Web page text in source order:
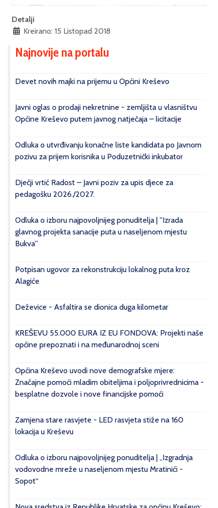
Detalji
Kreirano: 15 Listopad 2018
Najnovije na portalu
Devet novih majki na prijemu u Općini Kreševo
Javni oglas o prodaji nekretnine - zemljišta u vlasništvu
Općine Kreševo putem javnog natječaja – licitacije
Odluka o utvrđivanju konačne liste kandidata po Javnom
pozivu za prijem korisnika u Poduzetnički inkubator
Dječji vrtić Radost – Javni poziv za upis djece za
pedagošku 2026./2027.
Odluka o izboru najpovoljnijeg ponuditelja | ''Izrada
glavnog projekta sanacije puta u naseljenom mjestu
Bukva''
Potpisan ugovor za rekonstrukciju lokalnog puta kroz
Alagiće
Deževice - Asfaltira se dionica duga kilometar
KREŠEVU 55.000 EURA IZ EU FONDOVA: Projekti naše
općine prepoznati i na međunarodnoj sceni
Općina Kreševo uvodi nove demografske mjere:
Značajne pomoći mladim obiteljima i poljoprivrednicima -
besplatne dozvole i nove financijske pomoći
Zamjena stare rasvjete - LED rasvjeta stiže na 160
lokacija u Kreševu
Odluka o izboru najpovoljnijeg ponuditelja | „Izgradnja
vodovodne mreže u naseljenom mjestu Mratinići -
Sopot“